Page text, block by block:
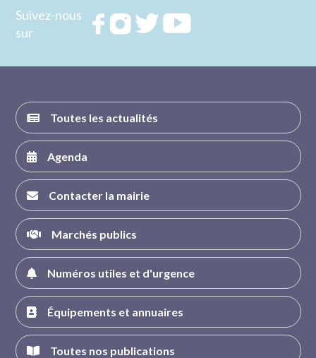
Suivez-nous
sur
RejoignezRejoignezRejoignez
Toutes les actualités
Agenda
Contacter la mairie
Marchés publics
Numéros utiles et d'urgence
Équipements et annuaires
Toutes nos publications